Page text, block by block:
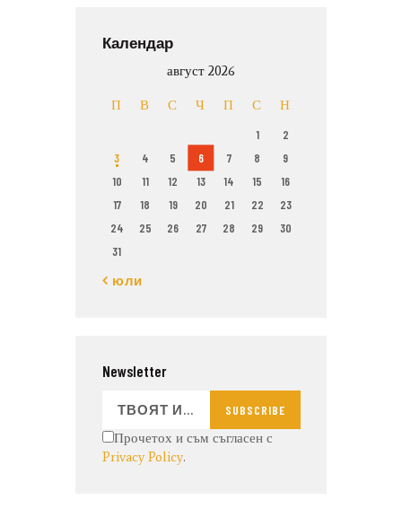
Календар
август 2026
П В С Ч П С Н
1
2
3
4 5 6 7 8
9
10
11 12 13 14 15
16
17
18 19 20 21 22
23
24
25 26 27 28 29
30
31
« юли
Newsletter
SUBSCRIBE
Прочетох и съм съгласен с
Privacy Policy.